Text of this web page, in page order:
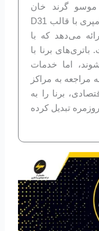
موسو گرند خان
محسوب می‌شود. این برند باتری 90 آمپری با قالب D31
می‌دهد که با
برنا با
می‌شوند، اما خدمات
مراجعه به مراکز
برنا را به
تبدیل کرده